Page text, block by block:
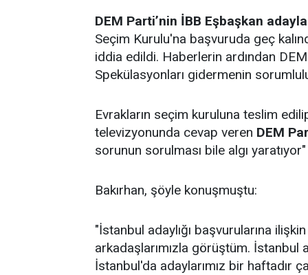
DEM Parti’nin İBB Eşbaşkan
Seçim Kurulu'na başvuruda geç
iddia edildi. Haberlerin ardından
Spekülasyonları gidermenin
Evrakların seçim kuruluna teslim
televizyonunda cevap veren DEM
sorunun sorulması bile algı
Bakırhan, şöyle konuşmuştu:
"İstanbul adaylığı başvurularına
arkadaşlarımızla görüştüm. İstanbul
İstanbul'da adaylarımız bir haftadır